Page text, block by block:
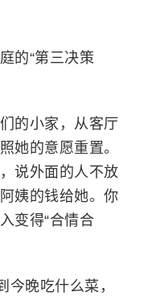
的“第三决策
的小家，从客厅
她的意愿重置。
说外面的人不放
姨的钱给她。你
变得“合情合
今晚吃什么菜，